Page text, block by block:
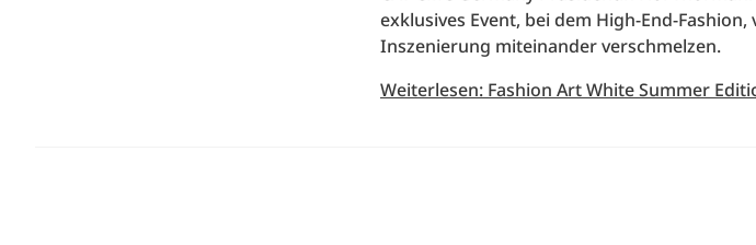
exklusives Event, bei dem High-End-
Inszenierung miteinander verschmelzen.
Weiterlesen: Fashion Art White Summer